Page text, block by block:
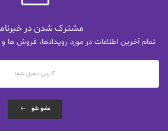
مشترک شدن در
تمام آخرین اطلاعات در مورد رویدادها، فروش ها
عضو شو